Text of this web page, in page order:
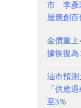
市 李彥
層應創
金價重
據恢復
油市預測
「供應
至3%